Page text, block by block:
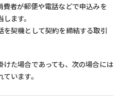
者が郵便や電話などで申込みを
ます。
を契機として契約を締結する取引
た場合であっても、次の場合には
います。